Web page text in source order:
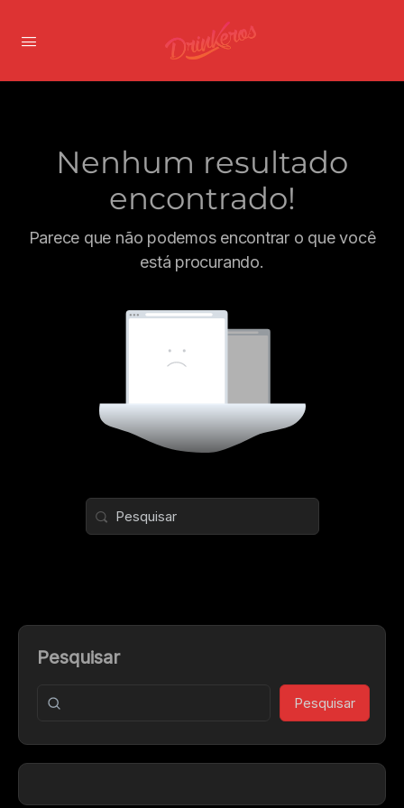
Nenhum resultado
encontrado!
Parece que não podemos encontrar o que você
está procurando.
Pesquisar
Pesquisar